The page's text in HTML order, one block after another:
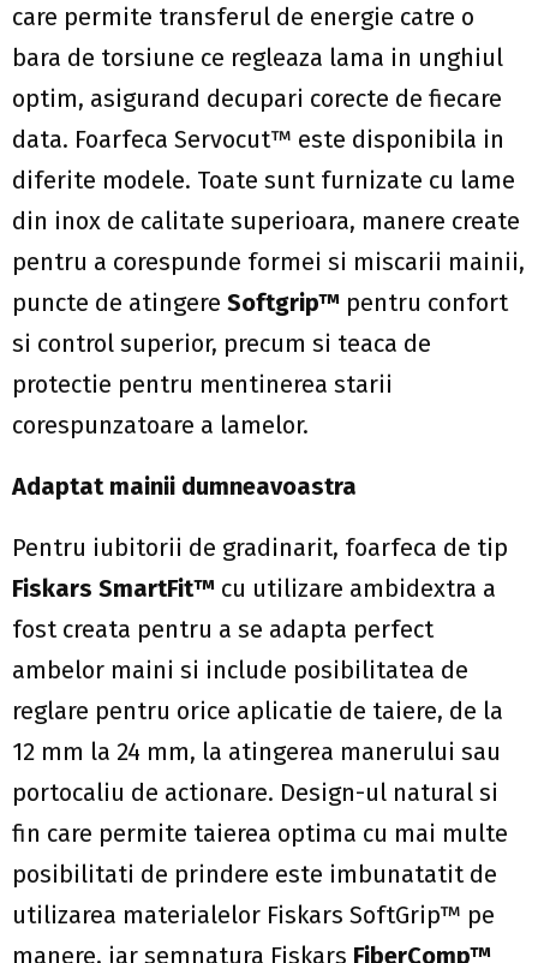
care permite transferul de energie catre o
bara de torsiune ce regleaza lama in unghiul
optim, asigurand decupari corecte de fiecare
data. Foarfeca Servocut™ este disponibila in
diferite modele. Toate sunt furnizate cu lame
din inox de calitate superioara, manere create
pentru a corespunde formei si miscarii mainii,
puncte de atingere Softgrip™ pentru confort
si control superior, precum si teaca de
protectie pentru mentinerea starii
corespunzatoare a lamelor.
Adaptat mainii dumneavoastra
Pentru iubitorii de gradinarit, foarfeca de tip
Fiskars SmartFit™ cu utilizare ambidextra a
fost creata pentru a se adapta perfect
ambelor maini si include posibilitatea de
reglare pentru orice aplicatie de taiere, de la
12 mm la 24 mm, la atingerea manerului sau
portocaliu de actionare. Design-ul natural si
fin care permite taierea optima cu mai multe
posibilitati de prindere este imbunatatit de
utilizarea materialelor Fiskars SoftGrip™ pe
manere, iar semnatura Fiskars FiberComp™